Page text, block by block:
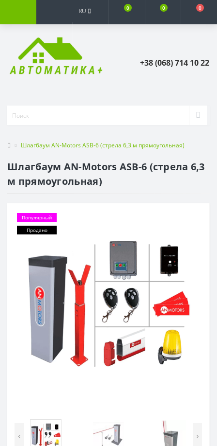
RU 0 0 0
+38 (068) 714 10 22
Шлагбаум AN-Motors ASB-6 (стрела 6,3 м прямоугольная)
Шлагбаум AN-Motors ASB-6 (стрела 6,3
м прямоугольная)
Популярный
Продано
‹ ›